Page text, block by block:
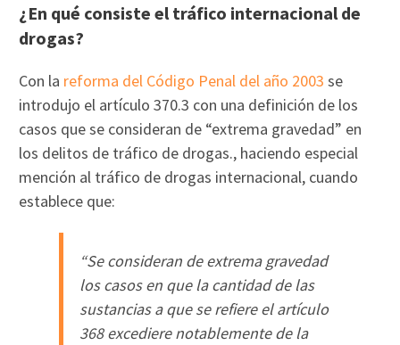
¿En qué consiste el tráfico internacional de
drogas?
Con la reforma del Código Penal del año 2003 se
introdujo el artículo 370.3 con una definición de los
casos que se consideran de “extrema gravedad” en
los delitos de tráfico de drogas., haciendo especial
mención al tráfico de drogas internacional, cuando
establece que:
“Se consideran de extrema gravedad
los casos en que la cantidad de las
sustancias a que se refiere el artículo
368 excediere notablemente de la